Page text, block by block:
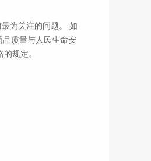
为关注的问题。 如
品质量与人民生命安
规定。